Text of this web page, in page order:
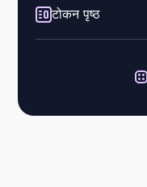
टोकन पृष्ठ